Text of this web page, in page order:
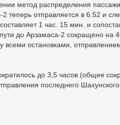
метод распределения
отправляется в 6.52 и
1 час. 15 мин. и
до Арзамаса-2 сокращено на
остановками,
до 3,5 часов (общее
последнего